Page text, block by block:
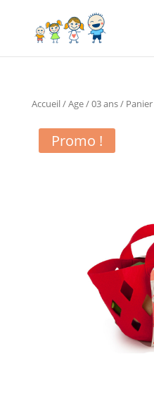
Accueil/Age/03 ans/ Panier
Promo !